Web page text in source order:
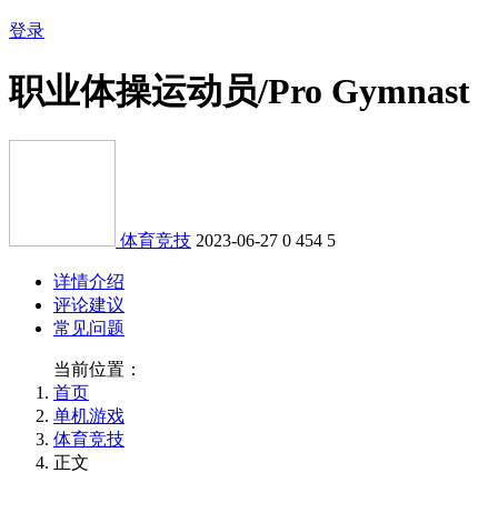
登录
职业体操运动员/Pro Gymnast
体育竞技 2023-06-27 0 454 5
详情介绍
评论建议
常见问题
当前位置：
首页
单机游戏
体育竞技
正文